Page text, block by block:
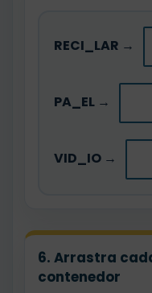
RECI_LAR →
PA_EL →
VID_IO →
6. Arrastra
contenedor